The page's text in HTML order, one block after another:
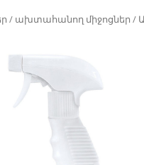
/ ախտահանող միջոցներ /